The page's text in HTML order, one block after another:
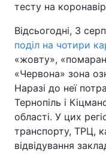
тесту на
Відсьогодні, 3
поділ на чотири
«жовту»,
«Червона» зона
Наразі до неї
Тернопіль і
області. У цих
транспорту, ТРЦ,
відвідування